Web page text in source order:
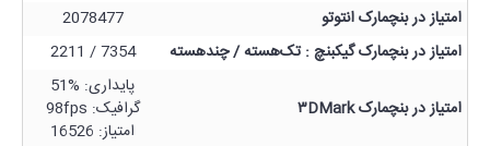
امتیاز در بنچمارک انتوتو
2078477
امتیاز در بنچمارک گیکبنچ : تک‌هسته / چندهسته
7354 / 2211
امتیاز در بنچمارک ۳DMark
پایداری: %51
گرافیک: 98fps
امتیاز: 16526